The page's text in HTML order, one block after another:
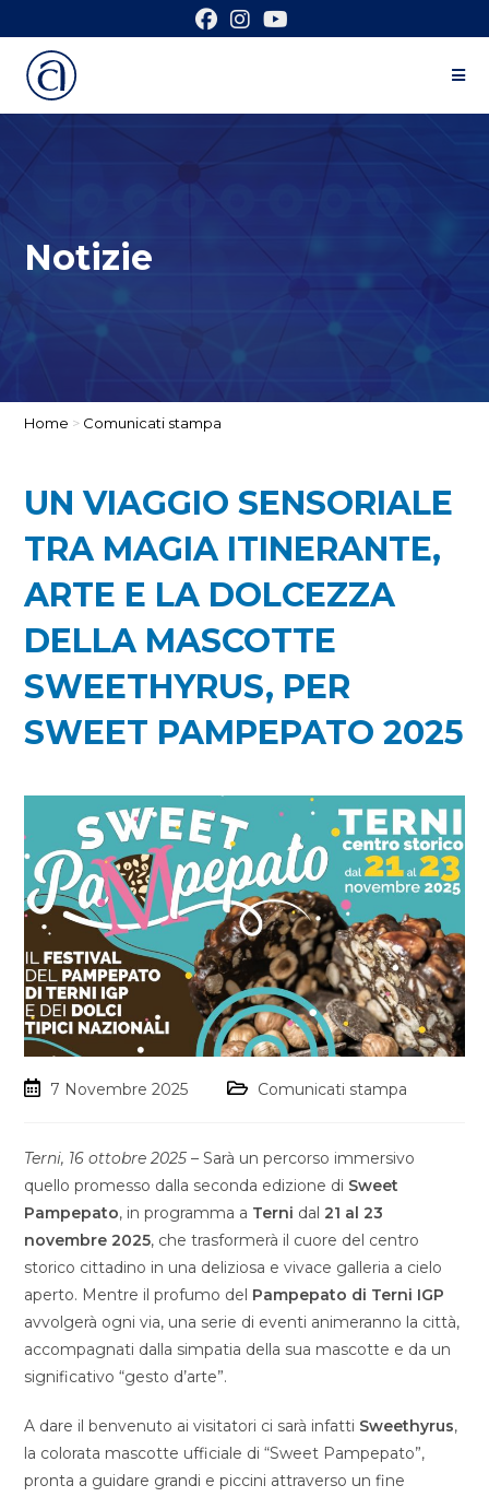
Notizie
Home > Comunicati stampa
UN VIAGGIO SENSORIALE
TRA MAGIA ITINERANTE,
ARTE E LA DOLCEZZA
DELLA MASCOTTE
SWEETHYRUS, PER
SWEET PAMPEPATO 2025
7 Novembre 2025 Comunicati stampa
Terni, 16 ottobre 2025 – Sarà un percorso immersivo
quello promesso dalla seconda edizione di Sweet
Pampepato, in programma a Terni dal 21 al 23
novembre 2025, che trasformerà il cuore del centro
storico cittadino in una deliziosa e vivace galleria a cielo
aperto. Mentre il profumo del Pampepato di Terni IGP
avvolgerà ogni via, una serie di eventi animeranno la città,
accompagnati dalla simpatia della sua mascotte e da un
significativo “gesto d’arte”.
A dare il benvenuto ai visitatori ci sarà infatti Sweethyrus,
la colorata mascotte ufficiale di “Sweet Pampepato”,
pronta a guidare grandi e piccini attraverso un fine